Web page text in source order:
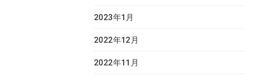
2023年1月
2022年12月
2022年11月